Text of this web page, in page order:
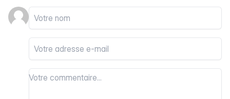
Votre nom
Votre email
Votre commentaire
Votre commentaire